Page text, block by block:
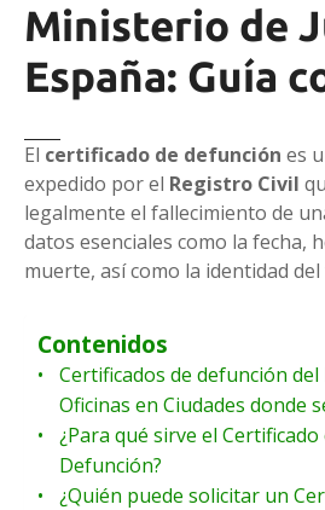
Ministerio de
España: Guía
El certificado de defunción es
expedido por el Registro Civil
legalmente el fallecimiento de
datos esenciales como la fecha,
muerte, así como la identidad del
Contenidos
Certificados de defunción del
Oficinas en Ciudades donde
¿Para qué sirve el
Defunción?
¿Quién puede solicitar un